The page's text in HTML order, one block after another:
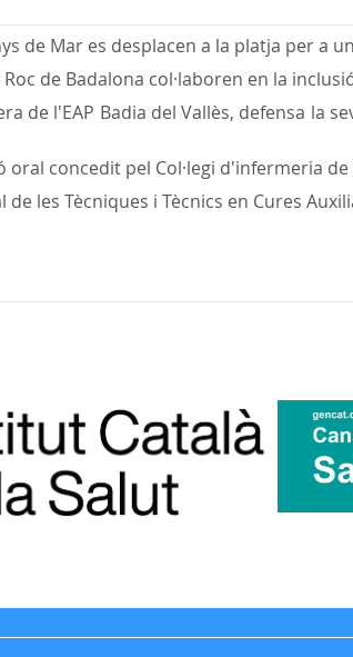
de Mar es desplacen a la platja per a
de Badalona col·laboren en la
de l'EAP Badia del Vallès, defensa
oral concedit pel Col·legi d'infermeria
les Tècniques i Tècnics en Cures